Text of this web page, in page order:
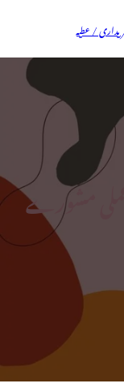
/ عطیہ
مشورے